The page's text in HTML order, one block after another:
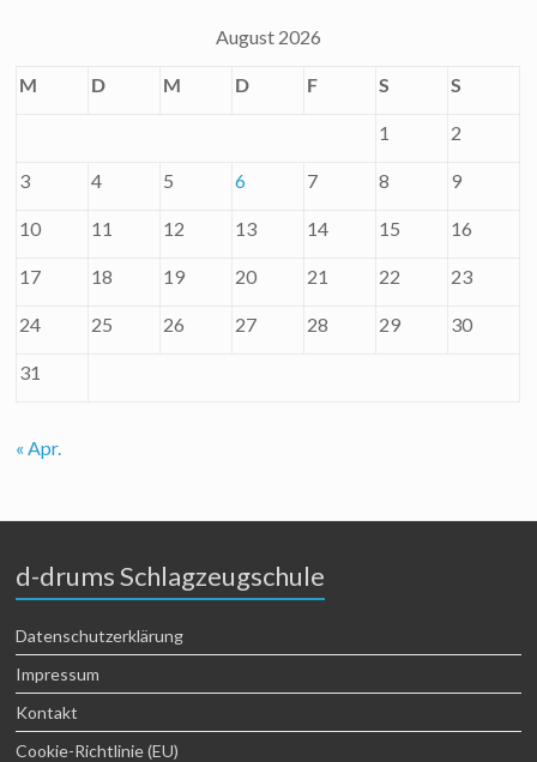
August 2026
M D M D F S S
1 2
3 4 5 6 7 8 9
10 11 12 13 14 15 16
17 18 19 20 21 22 23
24 25 26 27 28 29 30
31
« Apr.
d-drums Schlagzeugschule
Datenschutzerklärung
Impressum
Kontakt
Cookie-Richtlinie (EU)